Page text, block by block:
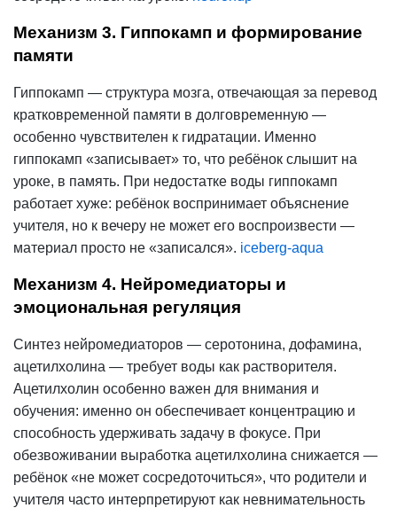
Механизм 3. Гиппокамп и формирование
памяти
Гиппокамп — структура мозга, отвечающая за перевод
кратковременной памяти в долговременную —
особенно чувствителен к гидратации. Именно
гиппокамп «записывает» то, что ребёнок слышит на
уроке, в память. При недостатке воды гиппокамп
работает хуже: ребёнок воспринимает объяснение
учителя, но к вечеру не может его воспроизвести —
материал просто не «записался». iceberg-aqua
Механизм 4. Нейромедиаторы и
эмоциональная регуляция
Синтез нейромедиаторов — серотонина, дофамина,
ацетилхолина — требует воды как растворителя.
Ацетилхолин особенно важен для внимания и
обучения: именно он обеспечивает концентрацию и
способность удерживать задачу в фокусе. При
обезвоживании выработка ацетилхолина снижается —
ребёнок «не может сосредоточиться», что родители и
учителя часто интерпретируют как невнимательность